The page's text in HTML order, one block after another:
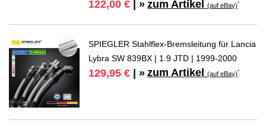
122,00 € | » zum Artikel(auf eBay)*
SPIEGLER Stahlflex-Bremsleitung für Lancia
Lybra SW 839BX | 1.9 JTD | 1999-2000
129,95 € | » zum Artikel(auf eBay)*